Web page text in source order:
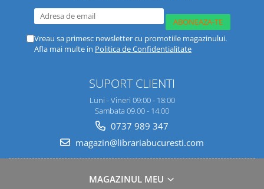
Vreau sa primesc newsletter cu promotiile magazinului.
Afla mai multe in Politica de Confidentialitate
SUPORT CLIENTI
Luni - Vineri 09:00 - 18:00
Sambata 09.00 - 14.00
0737 989 347
magazin@librariabucuresti.com
MAGAZINUL MEU